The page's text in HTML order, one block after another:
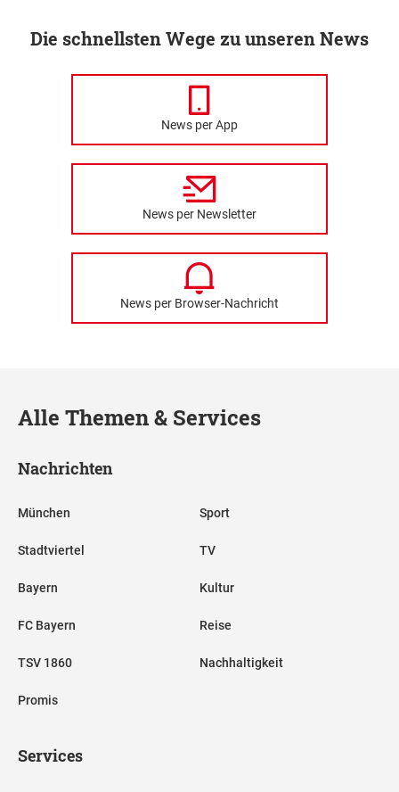
Die schnellsten Wege zu unseren News
News per App
News per Newsletter
News per Browser-Nachricht
Alle Themen & Services
Nachrichten
München
Stadtviertel
Bayern
FC Bayern
TSV 1860
Promis
Sport
TV
Kultur
Reise
Nachhaltigkeit
Services